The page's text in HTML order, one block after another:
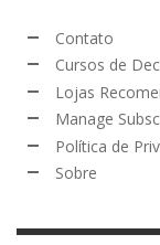
Contato
Cursos de
Lojas
Manage
Política de
Sobre